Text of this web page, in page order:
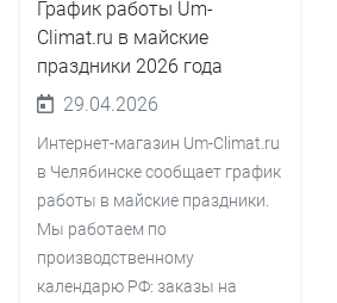
График работы Um-
Climat.ru в майские
праздники 2026 года
29.04.2026
Интернет-магазин Um-Climat.ru
в Челябинске сообщает график
работы в майские праздники.
Мы работаем по
производственному
календарю РФ: заказы на